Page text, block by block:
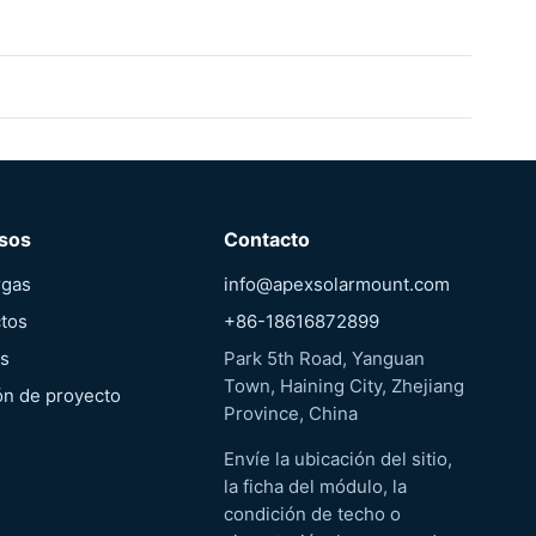
de proyecto
Contacto
info@apexsolarmount.com
+86-18616872899
Park 5th Road, Yanguan
Town, Haining City, Zhejiang
Province, China
Envíe la ubicación del sitio,
la ficha del módulo, la
condición de techo o